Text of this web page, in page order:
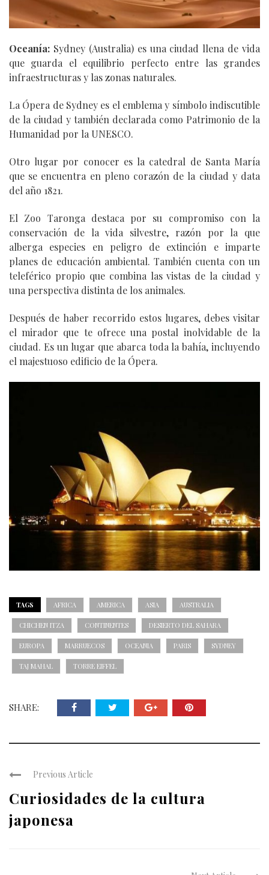
Oceanía: Sydney (Australia) es una ciudad llena de vida
que guarda el equilibrio perfecto entre las grandes
infraestructuras y las zonas naturales.
La Ópera de Sydney es el emblema y símbolo indiscutible
de la ciudad y también declarada como Patrimonio de la
Humanidad por la UNESCO.
Otro lugar por conocer es la catedral de Santa María
que se encuentra en pleno corazón de la ciudad y data
del año 1821.
El Zoo Taronga destaca por su compromiso con la
conservación de la vida silvestre, razón por la que
alberga especies en peligro de extinción e imparte
planes de educación ambiental. También cuenta con un
teleférico propio que combina las vistas de la ciudad y
una perspectiva distinta de los animales.
Después de haber recorrido estos lugares, debes visitar
el mirador que te ofrece una postal inolvidable de la
ciudad. Es un lugar que abarca toda la bahía, incluyendo
el majestuoso edificio de la Ópera.
TAGS AFRICA AMERICA ASIA AUSTRALIA
CHICHEN ITZA CONTINENTES DESIERTO DEL SAHARA
EUROPA MARRUECOS OCEANIA PARIS SYDNEY
TAJ MAHAL TORRE EIFFEL
SHARE:
Previous Article
Curiosidades de la cultura
japonesa